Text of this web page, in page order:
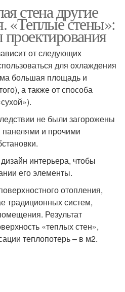
стена другие
«Теплые стены»:
от следующих
для охлаждения
большая площадь и
а также от способа
не были загорожены
и прочими
интерьера, чтобы
его элементы.
отопления,
традиционных систем,
Результат
«теплых стен»,
теплопотерь – в м2.